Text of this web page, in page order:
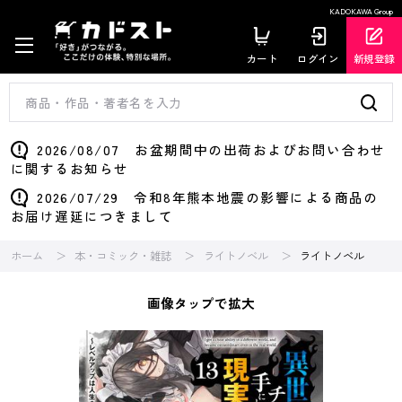
KADOKAWA Group
カート ログイン 新規登録
2026/08/07 お盆期間中の出荷およびお問い合わせ
に関するお知らせ
2026/07/29 令和8年熊本地震の影響による商品の
お届け遅延につきまして
ホーム 本・コミック・雑誌 ライトノベル ライトノベル
画像タップで拡大